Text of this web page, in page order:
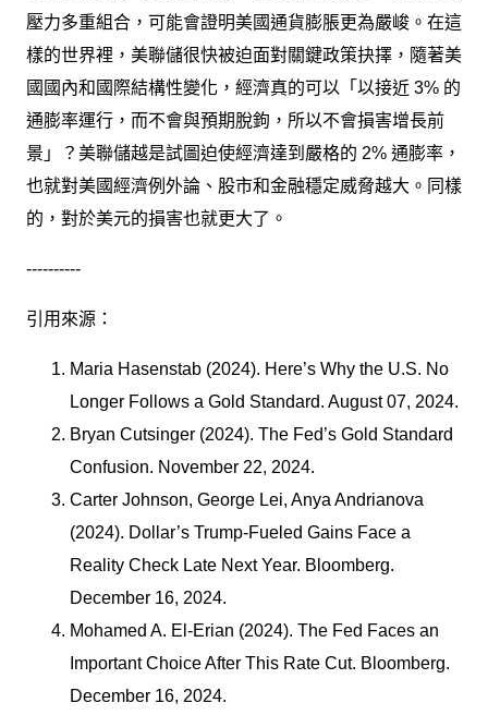
壓力多重組合，可能會證明美國通貨膨脹更為嚴峻。在這
樣的世界裡，美聯儲很快被迫面對關鍵政策抉擇，隨著美
國國內和國際結構性變化，經濟真的可以「以接近 3% 的
通膨率運行，而不會與預期脫鉤，所以不會損害增長前
景」？美聯儲越是試圖迫使經濟達到嚴格的 2% 通膨率，
也就對美國經濟例外論、股市和金融穩定威脅越大。同樣
的，對於美元的損害也就更大了。
----------
引用來源：
Maria Hasenstab (2024). Here’s Why the U.S. No
Longer Follows a Gold Standard. August 07, 2024.
Bryan Cutsinger (2024). The Fed’s Gold Standard
Confusion. November 22, 2024.
Carter Johnson, George Lei, Anya Andrianova
(2024). Dollar’s Trump-Fueled Gains Face a
Reality Check Late Next Year. Bloomberg.
December 16, 2024.
Mohamed A. El-Erian (2024). The Fed Faces an
Important Choice After This Rate Cut. Bloomberg.
December 16, 2024.